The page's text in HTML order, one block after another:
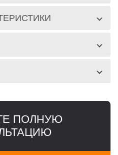
ПОЛНУЮ